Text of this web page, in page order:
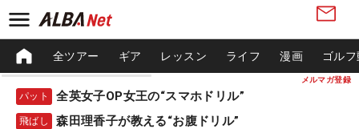
メルマガ登録
全ツアー ギア レッスン ライフ 漫画 ゴル
パット 全英女子OP女王の“スマホドリル”
飛ばし 森田理香子が教える“お腹ドリル”